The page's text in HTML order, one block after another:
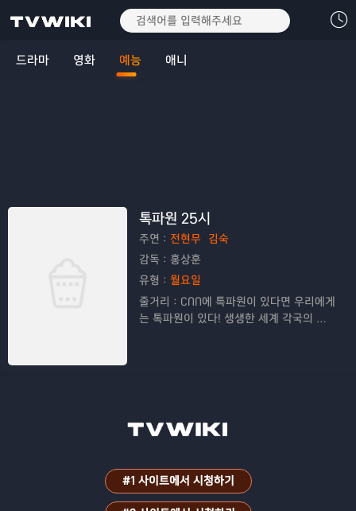
드라마 영화 예능 애니
톡파원 25시
주연： 전현무 김숙
감독： 홍상훈
유형： 월요일
줄거리： CNN에 특파원이 있다면 우리에게
는 톡파원이 있다! 생생한 세계 각국의 현
#1 사이트에서 시청하기